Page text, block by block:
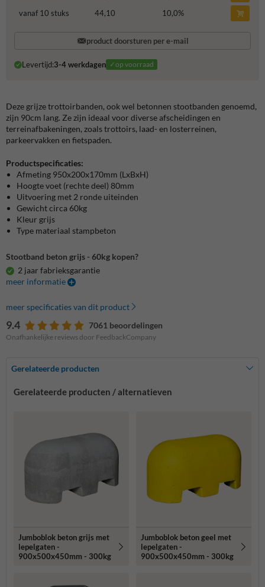
vanaf 10 stuks
44,10 10,0%
product doorsturen per e-mail
Levertijd:3-4 werkdagen ✓op voorraad
Deze grijze trottoirbanden, ook wel betonnen stootbanden genoemd,
zijn 90cm lang. Ze zijn ideaal voor diverse afscheidingen en
terreinafbakeningen, zoals trottoirs, laad- en losterreinen,
parkeervakken en fietspaden.
Productspecificaties:
Afmeting 950x200x170mm (LxBxH)
Hoogte voet (rechte deel) 80mm
Uitvoering met 2 ronde uiteinden
Gewicht circa 60kg
Kleur grijs
Type materiaal stampbeton
Stootband beton grijs - 60kg kopen?
2 jaar fabrieksgarantie
meer informatie
meer specificaties van dit product
9.4 7061 beoordelingen
Onafhankelijke reviews door FeedbackCompany
Gerelateerde producten
Gerelateerde producten / alternatieven
Jumboblok beton grijs met
lepelgaten -
900x500x450mm - 300kg
Jumboblok beton geel met
lepelgaten -
900x500x450mm - 300kg